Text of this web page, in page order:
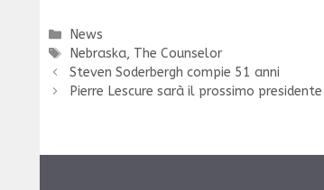
Categorie
News
Tag
Nebraska, The Counselor
Steven Soderbergh compie 51 anni
Pierre Lescure sarà il prossimo